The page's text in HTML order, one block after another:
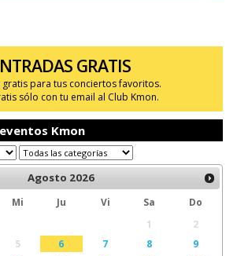
GRATIS
gratis para tus conciertos favoritos.
sólo con tu email al Club Kmon.
Kmon
Agosto 2026
Mi Ju Vi Sa
Do
1
2
5 6 7 8
9